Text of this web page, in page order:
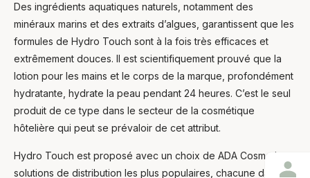
Des ingrédients aquatiques naturels, notamment des
minéraux marins et des extraits d’algues, garantissent que les
formules de Hydro Touch sont à la fois très efficaces et
extrêmement douces. Il est scientifiquement prouvé que la
lotion pour les mains et le corps de la marque, profondément
hydratante, hydrate la peau pendant 24 heures. C’est le seul
produit de ce type dans le secteur de la cosmétique
hôtelière qui peut se prévaloir de cet attribut.
Hydro Touch est proposé avec un choix de ADA Cosmetics
solutions de distribution les plus populaires, chacune dans un